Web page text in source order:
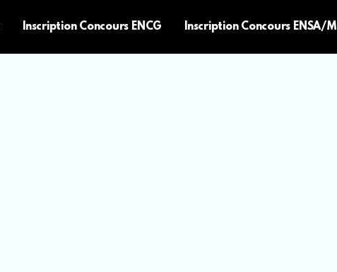
Inscription Concours ENCG Inscription Concours ENSA/M